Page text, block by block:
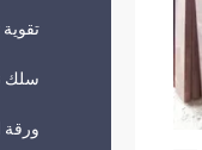
سلك
ورقة